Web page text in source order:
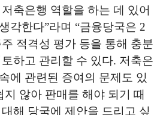
축은행 역할을 하는 데 있어
각한다”라며 “금융당국은 2
적격성 평가 등을 통해 충분
하고 관리할 수 있다. 저축은
에 관련된 증여의 문제도 있
지 않아 판매를 해야 되기 때
해 당국에 제안을 드리고 싶